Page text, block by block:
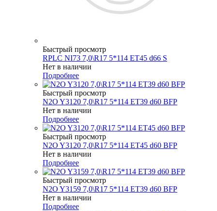
Быстрый просмотр
RPLC NI73 7,0\R17 5*114 ET45 d66 S
Нет в наличии
Подробнее
Быстрый просмотр
N2O Y3120 7,0\R17 5*114 ET39 d60 BFP
Нет в наличии
Подробнее
Быстрый просмотр
N2O Y3120 7,0\R17 5*114 ET45 d60 BFP
Нет в наличии
Подробнее
Быстрый просмотр
N2O Y3159 7,0\R17 5*114 ET39 d60 BFP
Нет в наличии
Подробнее